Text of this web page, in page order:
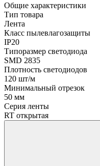
Общие характеристики
Тип товара
Лента
Класс пылевлагозащиты
IP20
Типоразмер светодиода
SMD 2835
Плотность светодиодов
120 шт/м
Минимальный отрезок
50 мм
Серия ленты
RT открытая